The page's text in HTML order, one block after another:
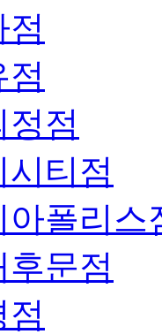
점
점
정점
시티점
아폴리스
후문점
점